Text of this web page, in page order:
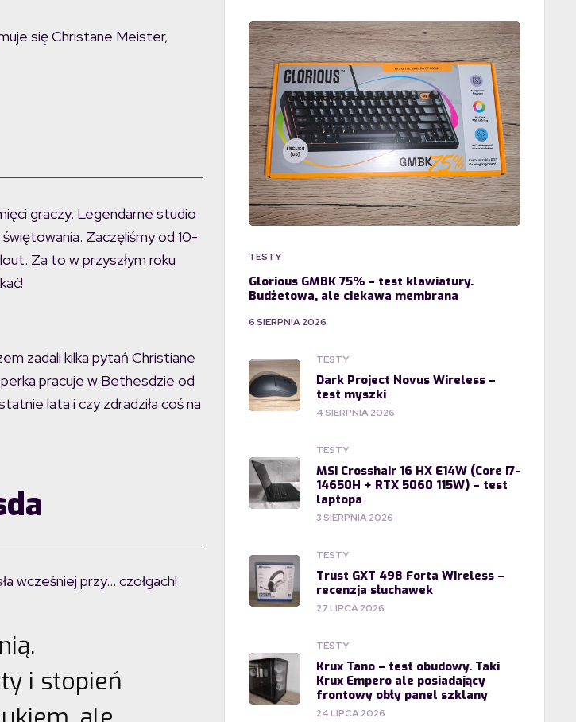
się Christane Meister,
graczy. Legendarne studio
Zaczęliśmy od 10-
Za to w przyszłym roku
zadali kilka pytań Christiane
pracuje w Bethesdzie od
lata i czy zdradziła coś na
wcześniej przy… czołgach!
i stopień
TESTY
Glorious GMBK 75% – test klawiatury.
Budżetowa, ale ciekawa membrana
6 SIERPNIA 2026
TESTY
Dark Project Novus Wireless –
test myszki
4 SIERPNIA 2026
TESTY
MSI Crosshair 16 HX E14W (Core i7-
14650H + RTX 5060 115W) – test
laptopa
3 SIERPNIA 2026
TESTY
Trust GXT 498 Forta Wireless –
recenzja słuchawek
27 LIPCA 2026
TESTY
Krux Tano – test obudowy. Taki
Krux Empero ale posiadający
frontowy obły panel szklany
24 LIPCA 2026